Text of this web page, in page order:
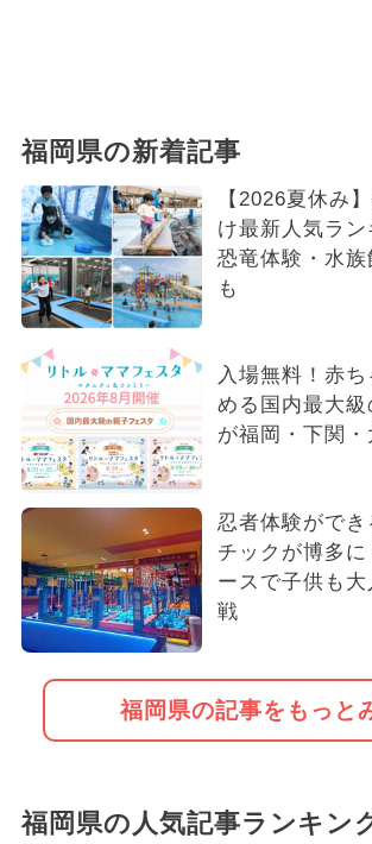
福岡県の新着記事
【2026夏休み
け最新人気ラ
恐竜体験・水族
も
入場無料！赤
める国内最大級
が福岡・下関
忍者体験ができ
チックが博多に
ースで子供も
戦
福岡県の記事をもっと
福岡県の人気記事ランキン